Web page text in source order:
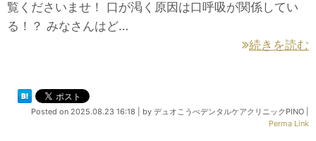
覧くださいませ！ 口が渇く原因は口呼吸が関係してい
る！？ みなさんはど…
続きを読む
Posted on 2025.08.23 16:18 by デュオこうべデンタルケアクリニックPINO
Perma Link